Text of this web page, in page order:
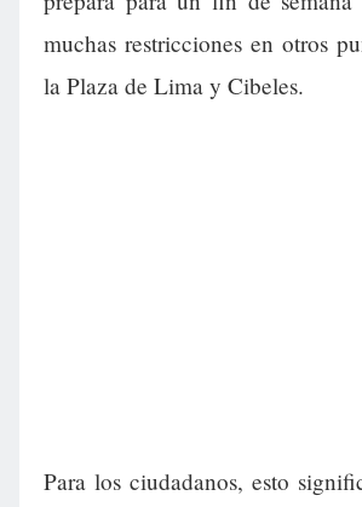
muchas restricciones en otros
la Plaza de Lima y Cibeles.
Para los ciudadanos, esto